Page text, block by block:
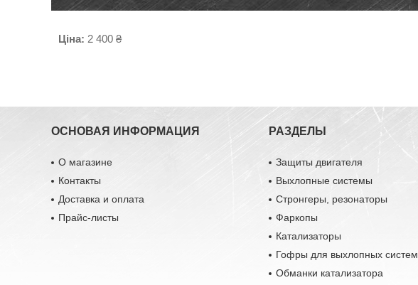
Ціна: 2 400 ₴
ОСНОВАЯ ИНФОРМАЦИЯ
О магазине
Контакты
Доставка и оплата
Прайс-листы
РАЗДЕЛЫ
Защиты двигателя
Выхлопные системы
Стронгеры, резонаторы
Фаркопы
Катализаторы
Гофры для выхлопных систем
Обманки катализатора